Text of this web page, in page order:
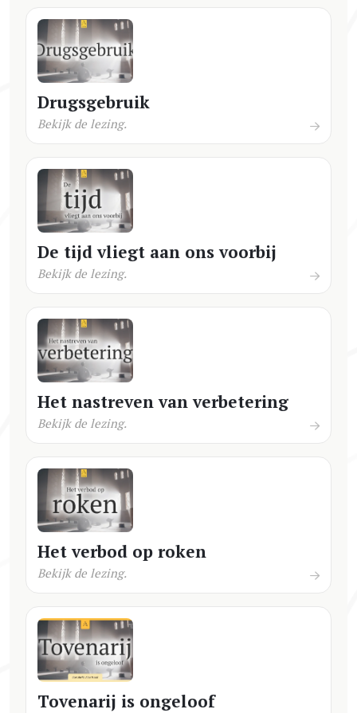
Drugsgebruik
Bekijk de lezing.
De tijd vliegt aan ons voorbij
Bekijk de lezing.
Het nastreven van verbetering
Bekijk de lezing.
Het verbod op roken
Bekijk de lezing.
Tovenarij is ongeloof